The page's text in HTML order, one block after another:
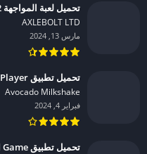
تحميل لعبة المواجهة 2 مهكرة للاندرويد 2024
AXLEBOLT LTD‏
مارس 13, 2024
تحميل تطبيق Provid Video Player مهكر للاندرويد 2024
Avocado Milkshake‏
فبراير 4, 2024
تحميل تطبيق Bikii Cloud Game مهكر للاندرويد 2024